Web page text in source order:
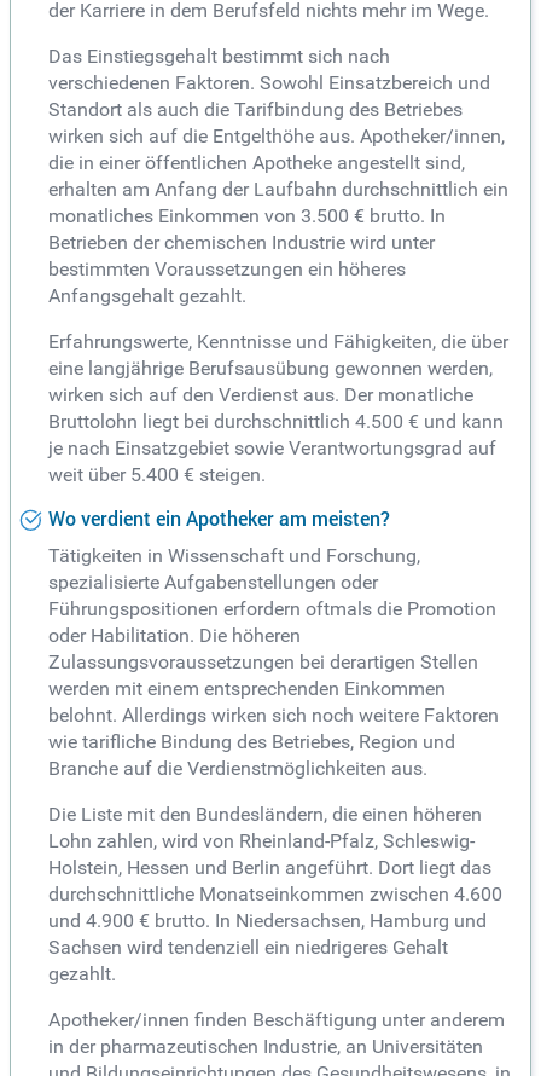
der Karriere in dem Berufsfeld nichts mehr im Wege.
Das Einstiegsgehalt bestimmt sich nach
verschiedenen Faktoren. Sowohl Einsatzbereich und
Standort als auch die Tarifbindung des Betriebes
wirken sich auf die Entgelthöhe aus. Apotheker/innen,
die in einer öffentlichen Apotheke angestellt sind,
erhalten am Anfang der Laufbahn durchschnittlich ein
monatliches Einkommen von 3.500 € brutto. In
Betrieben der chemischen Industrie wird unter
bestimmten Voraussetzungen ein höheres
Anfangsgehalt gezahlt.
Erfahrungswerte, Kenntnisse und Fähigkeiten, die über
eine langjährige Berufsausübung gewonnen werden,
wirken sich auf den Verdienst aus. Der monatliche
Bruttolohn liegt bei durchschnittlich 4.500 € und kann
je nach Einsatzgebiet sowie Verantwortungsgrad auf
weit über 5.400 € steigen.
Wo verdient ein Apotheker am meisten?
Tätigkeiten in Wissenschaft und Forschung,
spezialisierte Aufgabenstellungen oder
Führungspositionen erfordern oftmals die Promotion
oder Habilitation. Die höheren
Zulassungsvoraussetzungen bei derartigen Stellen
werden mit einem entsprechenden Einkommen
belohnt. Allerdings wirken sich noch weitere Faktoren
wie tarifliche Bindung des Betriebes, Region und
Branche auf die Verdienstmöglichkeiten aus.
Die Liste mit den Bundesländern, die einen höheren
Lohn zahlen, wird von Rheinland-Pfalz, Schleswig-
Holstein, Hessen und Berlin angeführt. Dort liegt das
durchschnittliche Monatseinkommen zwischen 4.600
und 4.900 € brutto. In Niedersachsen, Hamburg und
Sachsen wird tendenziell ein niedrigeres Gehalt
gezahlt.
Apotheker/innen finden Beschäftigung unter anderem
in der pharmazeutischen Industrie, an Universitäten